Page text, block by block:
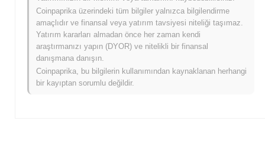
FIST CAT, daha geniş kripto piyasasıyla
karşılaştırıldığında nasıl performans gösteriyor?
Son 7 günde FIST CAT0.00%kazandı, genel kripto piyasasından
0.07%düşüş kaydeden daha iyi performans gösterdi. Bu, daha
geniş piyasa momentumuna göre CAT'ün fiyat hareketinde güçlü
performans gösterdiğini belirtir.
Coinpaprika üzerindeki tüm bilgiler yalnızca bilgilendirme
amaçlıdır ve finansal veya yatırım tavsiyesi niteliği taşımaz.
Yatırım kararları almadan önce her zaman kendi
araştırmanızı yapın (DYOR) ve nitelikli bir finansal
danışmana danışın.
Coinpaprika, bu bilgilerin kullanımından kaynaklanan herhangi
bir kayıptan sorumlu değildir.